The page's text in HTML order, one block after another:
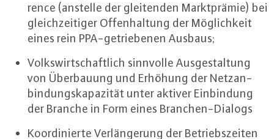
rence (anstelle der glei­ten­den Markt­prä­mie) bei
gleich­zei­ti­ger Of­fen­hal­tung der Mög­lich­keit
eines rein PPA-ge­trie­be­nen Ausbaus;
Volks­wirt­schaft­lich sinnvolle Aus­ge­stal­tung
von Über­bau­ung und Erhöhung der Netz­an­
bin­dungs­ka­pa­zi­tät unter aktiver Ein­bin­dung
der Branche in Form eines Bran­chen-Dia­logs
Ko­or­di­nier­te Ver­län­ge­rung der Be­triebs­zei­ten